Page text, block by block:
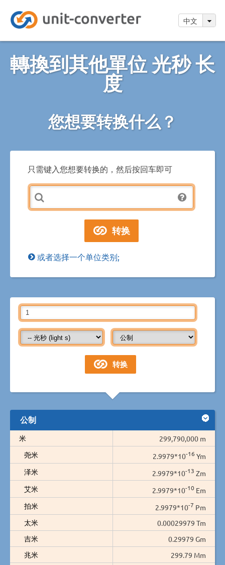
中文
轉換到其他單位 光秒 长
度
您想要转换什么？
只需键入您想要转换的，然后按回车即可
或者选择一个单位类别;
公制
米
299,790,000 m
尧米
2.9979*10-16 Ym
泽米
2.9979*10-13 Zm
艾米
2.9979*10-10 Em
拍米
2.9979*10-7 Pm
太米
0.00029979 Tm
吉米
0.29979 Gm
兆米
299.79 Mm